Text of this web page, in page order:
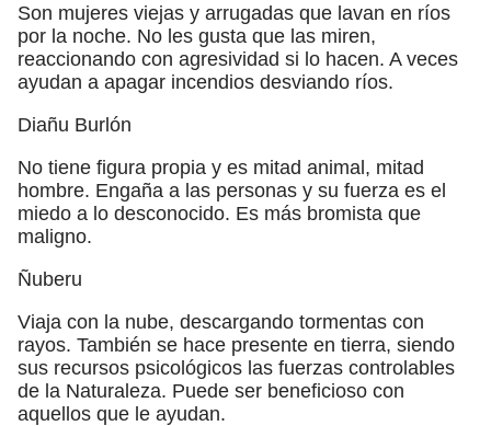
Son mujeres viejas y arrugadas que lavan en ríos
por la noche. No les gusta que las miren,
reaccionando con agresividad si lo hacen. A veces
ayudan a apagar incendios desviando ríos.
Diañu Burlón
No tiene figura propia y es mitad animal, mitad
hombre. Engaña a las personas y su fuerza es el
miedo a lo desconocido. Es más bromista que
maligno.
Ñuberu
Viaja con la nube, descargando tormentas con
rayos. También se hace presente en tierra, siendo
sus recursos psicológicos las fuerzas controlables
de la Naturaleza. Puede ser beneficioso con
aquellos que le ayudan.